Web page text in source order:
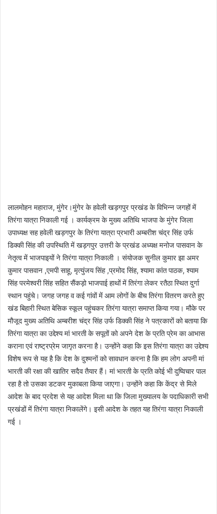
लालमोहन महाराज, मुंगेर।मुंगेर के हवेली खड़गपुर प्रखंड के विभिन्न जगहों में
तिरंगा यात्रा निकाली गई । कार्यक्रम के मुख्य अतिथि भाजपा के मुंगेर जिला
उपाध्यक्ष सह हवेली खड़गपुर के तिरंगा यात्रा प्रभारी अम्बरीश चंद्र सिंह उर्फ
डिक्की सिंह की उपस्थिति में खड़गपुर उत्तरी के प्रखंड अध्यक्ष मनोज पासवान के
नेतृत्व में भाजपाइयों ने तिरंगा यात्रा निकाली । संयोजक सुनील कुमार झा अमर
कुमार पासवान ,एमपी साहू, मृत्युंजय सिंह ,प्रमोद सिंह, श्यामा कांत पाठक, श्याम
सिंह परमेश्वरी सिंह सहित सैंकड़ो भाजपाई हाथों में तिरंगा लेकर रतैठा स्थित दुर्गा
स्थान पहुंचे। जगह जगह व कई गांवों में आम लोगों के बीच तिरंगा वितरण करते हुए
खंड बिहारी स्थित बेसिक स्कूल पहुंचकर तिरंगा यात्रा समाप्त किया गया। मौके पर
मौजूद मुख्य अतिथि अम्बरीश चंद्र सिंह उर्फ डिक्की सिंह ने पत्रकारों को बताया कि
तिरंगा यात्रा का उद्देश्य मां भारती के सपूतों को अपने देश के प्रति प्रेम का आभास
कराना एवं राष्ट्रप्रेम जागृत करना है। उन्होंने कहा कि इस तिरंगा यात्रा का उद्देश्य
विशेष रूप से यह है कि देश के दुश्मनों को सावधान करना है कि हम लोग अपनी मां
भारती की रक्षा की खातिर सदैव तैयार हैं। मां भारती के प्रति कोई भी दुष्विचार पाल
रहा है तो उसका डटकर मुकाबला किया जाएगा। उन्होंने कहा कि केंद्र से मिले
आदेश के बाद प्रदेश से यह आदेश मिला था कि जिला मुख्यालय के पदाधिकारी सभी
प्रखंडों में तिरंगा यात्रा निकालेंगे। इसी आदेश के तहत यह तिरंगा यात्रा निकाली
गई ।